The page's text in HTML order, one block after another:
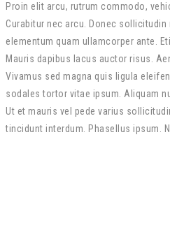
Proin elit arcu, rutrum commodo,
Curabitur nec arcu. Donec sollicitudin
elementum quam ullamcorper ante.
Mauris dapibus lacus auctor risus.
Vivamus sed magna quis ligula
sodales tortor vitae ipsum. Aliquam
Ut et mauris vel pede varius
tincidunt interdum. Phasellus ipsum.